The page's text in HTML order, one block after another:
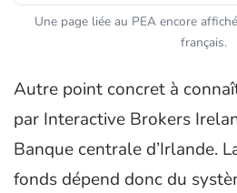
Une page liée au PEA encore
français.
Autre point concret à
par Interactive Brokers
Banque centrale d’Irlande.
fonds dépend donc du